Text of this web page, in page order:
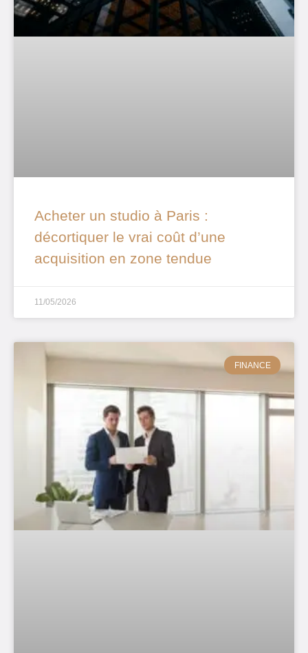
Acheter un studio à Paris :
décortiquer le vrai coût d’une
acquisition en zone tendue
11/05/2026
FINANCE